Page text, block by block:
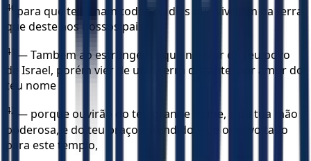
40 para que te temam todos os dias que viverem na terra
que deste aos nossos pais.
41 — Também ao estrangeiro, que não for do teu povo
de Israel, porém vier de uma terra distante, por amor do
teu nome
42 — porque ouvirão do teu grande nome, e da tua mão
poderosa, e do teu braço estendido —, e orar, voltado
para este templo,